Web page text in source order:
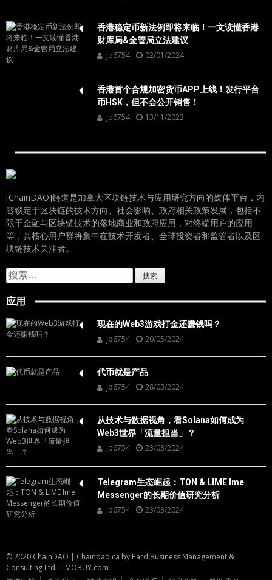
香港稳定币新法例即将来临！一文读懂香港
财库局&金管局立法建议
Jp6754 02/01/2024
香港首个合规加密货币APP上线！发行平台
币HSK，但不会公开销售！
Jp6754 13/11/2023
[ChainDAO]链道是加拿大区块链技术与应用研究方向的媒体平台，内
容锁定于区块链的技术方向、社会影响、政府相关政策发展，包括不
限于金融与区块链技术的落地商业和政府应用，对终端用户的应用
等，其核心用户群将集中在技术开发者、全球投资者和监管者以及区
块链技术关注者。
搜
索：
应用
现在的Web3游戏打金还赚钱吗？
Jp6754 20/05/2024
代币就是产品
Jp6754 28/03/2024
从技术与数据视角，看Solana如何成为
Web3世界「流量担当」？
Jp6754 23/03/2024
Telegram生态崛起：TON & LIME Ime
Messenger的长期价值研究分析
Jp6754 23/03/2024
© 2020 ChainDAO | Chaindao.ca by Pard Business Management &
Consulting Ltd. TIMOBUY.com